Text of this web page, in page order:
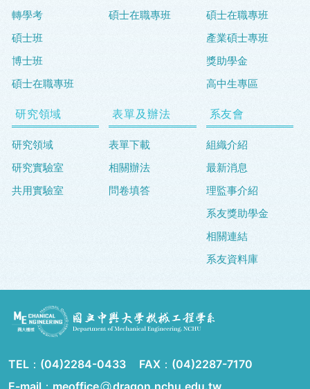
轉學考
碩士班
博士班
碩士在職專班
碩士在職專班
碩士在職專班
產業碩士專班
獎助學金
高中生專區
研究領域
研究領域
研究實驗室
共用實驗室
表單及辦法
表單下載
相關辦法
問卷填答
系友會
組織介紹
最新消息
理監事介紹
系友獎助學金
相關連結
系友資料庫
TEL： (04)2284-0433 FAX： (04)2287-7170